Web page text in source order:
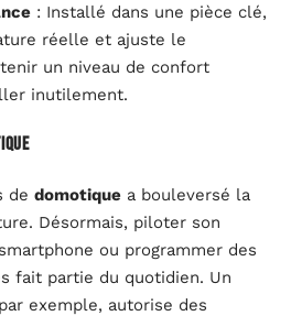
: Installé dans une pièce clé,
réelle et ajuste le
un niveau de confort
inutilement.
de domotique a bouleversé la
Désormais, piloter son
ou programmer des
fait partie du quotidien. Un
exemple, autorise des